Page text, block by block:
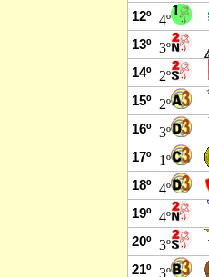
12º 4º
13º 3º
14º 2º
15º 2º
16º 3º
17º 1º
18º 4º
19º 4º
20º 3º
21º 3º